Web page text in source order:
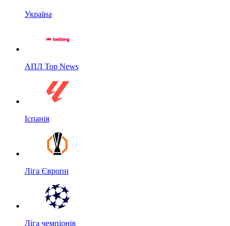
Україна
АПЛ Top News
Іспанія
Ліга Європи
Ліга чемпіонів